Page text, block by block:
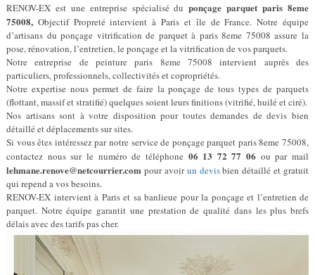
RENOV-EX est une entreprise spécialisé duponçage parquet paris 8eme
75008, Objectif Propreté intervient à Paris et île de France. Notre équipe
d’artisans du ponçage vitrification de parquet à paris 8eme 75008 assure la
pose, rénovation, l’entretien, le ponçage et la vitrification de vos parquets.
Notre entreprise de peinture paris 8eme 75008 intervient auprès des
particuliers, professionnels, collectivités et copropriétés.
Notre expertise nous permet de faire la ponçage de tous types de parquets
(flottant, massif et stratifié) quelques soient leurs finitions (vitrifié, huilé et ciré).
Nos artisans sont à votre disposition pour toutes demandes de devis bien
détaillé et déplacements sur sites.
Si vous êtes intéressez par notre service de ponçage parquet paris 8eme 75008,
contactez nous sur le numéro de téléphone 06 13 72 77 06 ou par mail
lehmane.renove@netcourrier.com pour avoirun devisbien détaillé et gratuit
qui repend a vos besoins.
RENOV-EX intervient à Paris et sa banlieue pour la ponçage et l’entretien de
parquet. Notre équipe garantit une prestation de qualité dans les plus brefs
délais avec des tarifs pas cher.